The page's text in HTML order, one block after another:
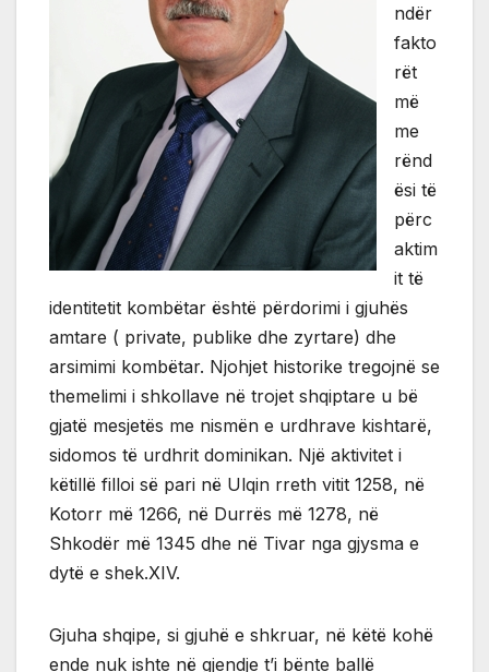
ndër
fakto
rët
më
me
rënd
ësi të
përc
aktim
it të
identitetit kombëtar është përdorimi i gjuhës
amtare ( private, publike dhe zyrtare) dhe
arsimimi kombëtar. Njohjet historike tregojnë se
themelimi i shkollave në trojet shqiptare u bë
gjatë mesjetës me nismën e urdhrave kishtarë,
sidomos të urdhrit dominikan. Një aktivitet i
këtillë filloi së pari në Ulqin rreth vitit 1258, në
Kotorr më 1266, në Durrës më 1278, në
Shkodër më 1345 dhe në Tivar nga gjysma e
dytë e shek.XIV.
Gjuha shqipe, si gjuhë e shkruar, në këtë kohë
ende nuk ishte në gjendje t’i bënte ballë